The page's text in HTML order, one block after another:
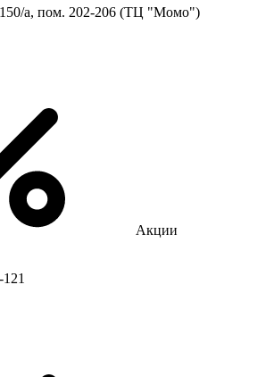
а, пом. 202-206 (ТЦ "Момо")
Акции